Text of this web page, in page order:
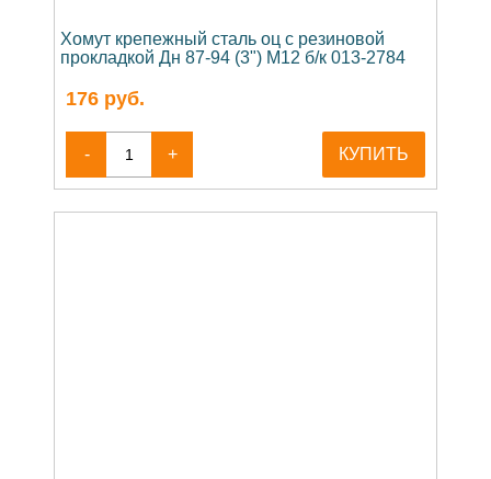
Хомут крепежный сталь оц с резиновой
прокладкой Дн 87-94 (3") М12 б/к 013-2784
176 руб.
- + КУПИТЬ